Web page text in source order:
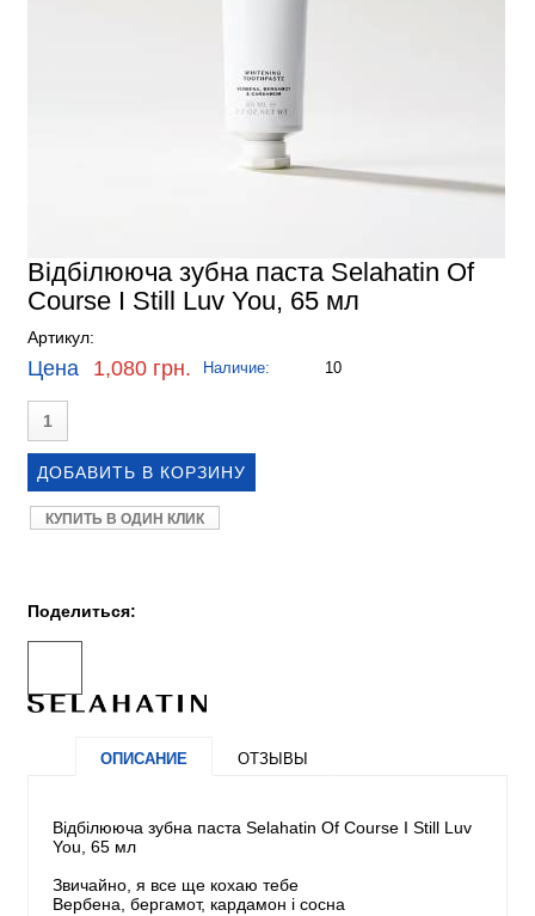
Відбілююча зубна паста Selahatin Of
Course I Still Luv You, 65 мл
Артикул:
Цена 1,080 грн. Наличие: 10
КУПИТЬ В ОДИН КЛИК
Поделиться:
ОПИСАНИЕ ОТЗЫВЫ
Відбілююча зубна паста Selahatin Of Course I Still Luv
You, 65 мл
Звичайно, я все ще кохаю тебе
Вербена, бергамот, кардамон і сосна